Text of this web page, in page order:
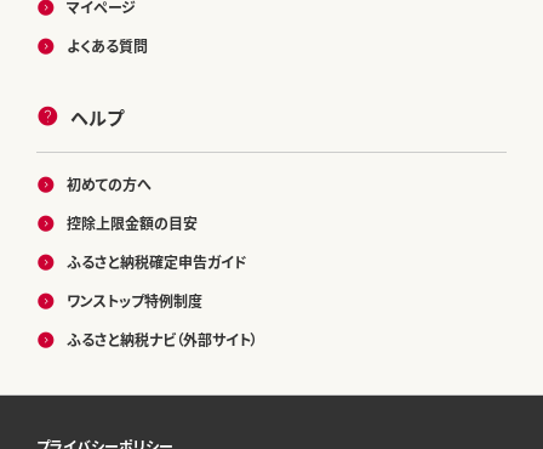
マイページ
よくある質問
ヘルプ
初めての方へ
控除上限金額の目安
ふるさと納税確定申告ガイド
ワンストップ特例制度
ふるさと納税ナビ（外部サイト）